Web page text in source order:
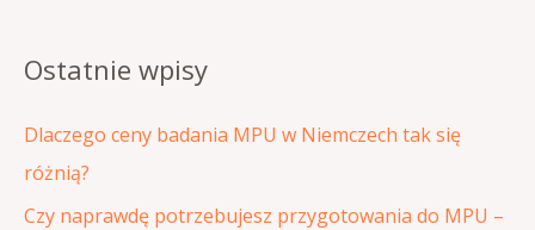
k
a
Ostatnie wpisy
Dlaczego ceny badania MPU w Niemczech tak się
różnią?
Czy naprawdę potrzebujesz przygotowania do MPU –